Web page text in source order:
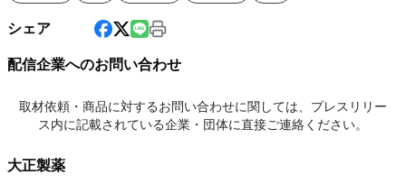
シェア
配信企業へのお問い合わせ
取材依頼・商品に対するお問い合わせに関しては、プレスリリー
ス内に記載されている企業・団体に直接ご連絡ください。
大正製薬